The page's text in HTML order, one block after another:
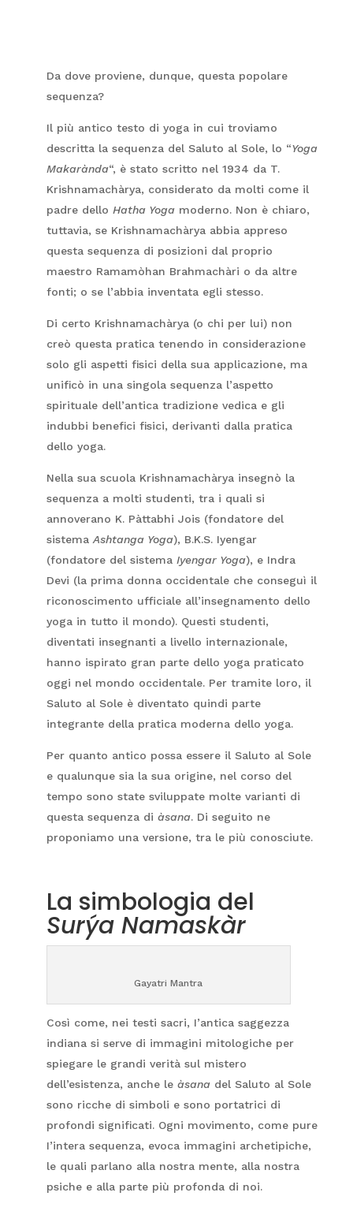
Da dove proviene, dunque, questa popolare
sequenza?
Il più antico testo di yoga in cui troviamo
descritta la sequenza del Saluto al Sole, lo “Yoga
Makarànda“, è stato scritto nel 1934 da T.
Krishnamachàrya, considerato da molti come il
padre dello Hatha Yogamoderno. Non è chiaro,
tuttavia, se Krishnamachàrya abbia appreso
questa sequenza di posizioni dal proprio
maestro Ramamòhan Brahmachàri o da altre
fonti; o se l’abbia inventata egli stesso.
Di certo Krishnamachàrya (o chi per lui) non
creò questa pratica tenendo in considerazione
solo gli aspetti fisici della sua applicazione, ma
unificò in una singola sequenza l’aspetto
spirituale dell’antica tradizione vedica e gli
indubbi benefici fisici, derivanti dalla pratica
dello yoga.
Nella sua scuola Krishnamachàrya insegnò la
sequenza a molti studenti, tra i quali si
annoverano K. Pàttabhi Jois (fondatore del
sistema Ashtanga Yoga), B.K.S. Iyengar
(fondatore del sistema Iyengar Yoga), e Indra
Devi (la prima donna occidentale che conseguì il
riconoscimento ufficiale all’insegnamento dello
yoga in tutto il mondo). Questi studenti,
diventati insegnanti a livello internazionale,
hanno ispirato gran parte dello yoga praticato
oggi nel mondo occidentale. Per tramite loro, il
Saluto al Sole è diventato quindi parte
integrante della pratica moderna dello yoga.
Per quanto antico possa essere il Saluto al Sole
e qualunque sia la sua origine, nel corso del
tempo sono state sviluppate molte varianti di
questa sequenza di àsana. Di seguito ne
proponiamo una versione, tra le più conosciute.
La simbologia del
Surýa Namaskàr
Gayatri Mantra
Così come, nei testi sacri, I’antica saggezza
indiana si serve di immagini mitologiche per
spiegare le grandi verità sul mistero
dell’esistenza, anche le àsanadel Saluto al Sole
sono ricche di simboli e sono portatrici di
profondi significati. Ogni movimento, come pure
I’intera sequenza, evoca immagini archetipiche,
le quali parlano alla nostra mente, alla nostra
psiche e alla parte più profonda di noi.